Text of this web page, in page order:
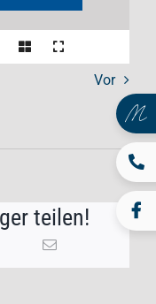
Vor
teilen!